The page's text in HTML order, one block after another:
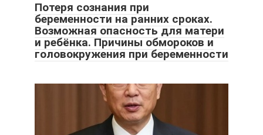
Потеря сознания при
беременности на ранних сроках.
Возможная опасность для матери
и ребёнка. Причины обмороков и
головокружения при беременности